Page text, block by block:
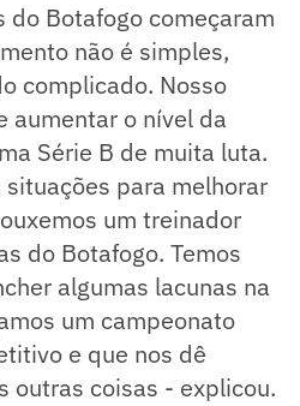
do Botafogo começaram
não é simples,
complicado. Nosso
aumentar o nível da
Série B de muita luta.
para melhorar
um treinador
do Botafogo. Temos
algumas lacunas na
um campeonato
e que nos dê
outras coisas - explicou.